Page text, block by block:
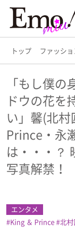
トップ ファッショ
トップ
ファッション
ビューティー
カフェ・グ
ライフスタイ
「もし僕
ドウの花を
い」馨(北
Prince・永
は・・・？
写真解禁！
エンタメ
King ＆ Prince 北